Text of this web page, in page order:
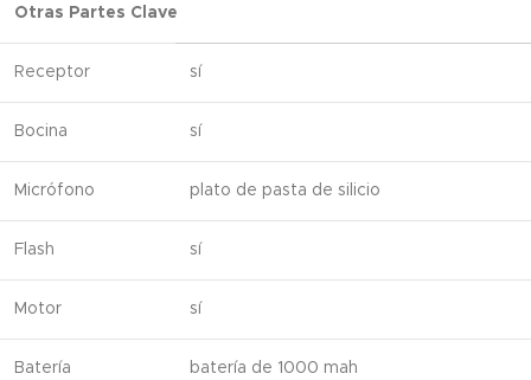
Otras Partes Clave
Receptor sí
Bocina sí
Micrófono plato de pasta de silicio
Flash sí
Motor sí
Batería batería de 1000 mah